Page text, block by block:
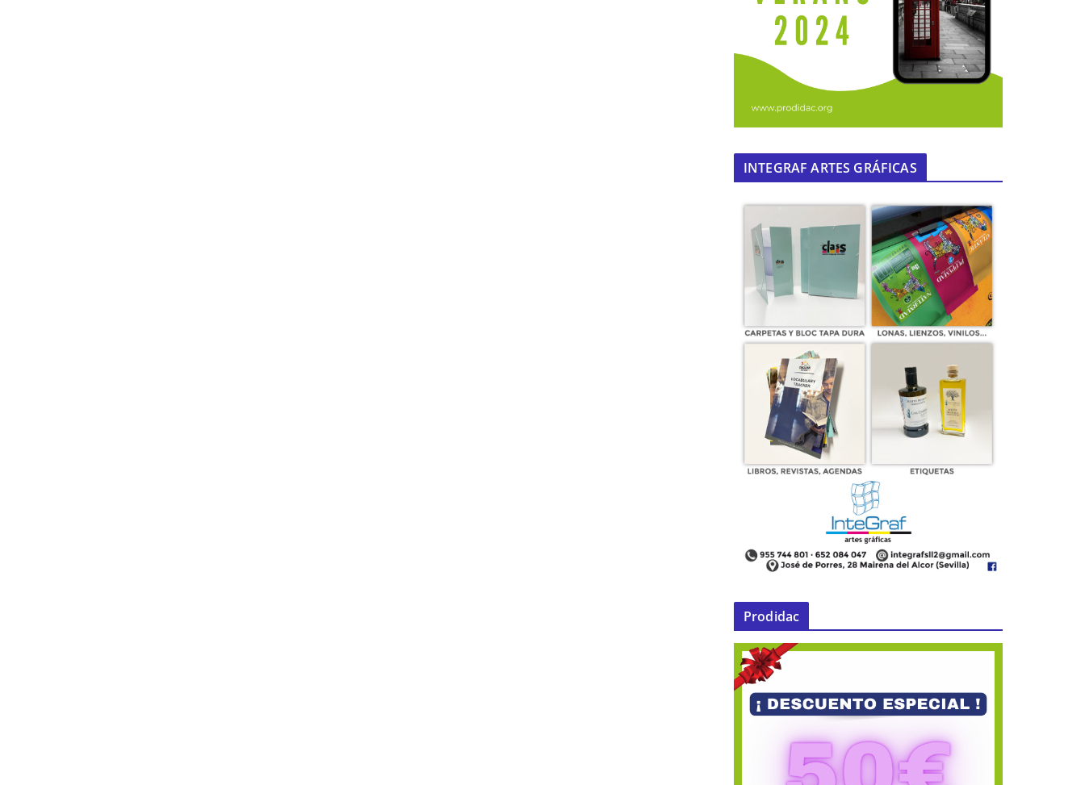
INTEGRAF ARTES GRÁFICAS
Prodidac